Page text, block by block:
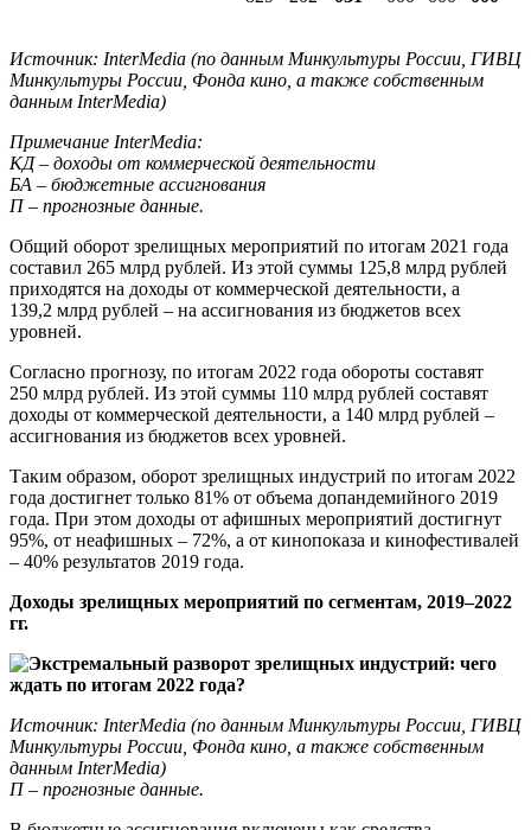
Источник: InterMedia (по данным Минкультуры России, ГИВЦ
Минкультуры России, Фонда кино, а также собственным
данным InterMedia)
Примечание InterMedia:
КД – доходы от коммерческой деятельности
БА – бюджетные ассигнования
П – прогнозные данные.
Общий оборот зрелищных мероприятий по итогам 2021 года
составил 265 млрд рублей. Из этой суммы 125,8 млрд рублей
приходятся на доходы от коммерческой деятельности, а
139,2 млрд рублей – на ассигнования из бюджетов всех
уровней.
Согласно прогнозу, по итогам 2022 года обороты составят
250 млрд рублей. Из этой суммы 110 млрд рублей составят
доходы от коммерческой деятельности, а 140 млрд рублей –
ассигнования из бюджетов всех уровней.
Таким образом, оборот зрелищных индустрий по итогам 2022
года достигнет только 81% от объема допандемийного 2019
года. При этом доходы от афишных мероприятий достигнут
95%, от неафишных – 72%, а от кинопоказа и кинофестивалей
– 40% результатов 2019 года.
Доходы зрелищных мероприятий по сегментам, 2019–2022
гг.
Источник: InterMedia (по данным Минкультуры России, ГИВЦ
Минкультуры России, Фонда кино, а также собственным
данным InterMedia)
П – прогнозные данные.